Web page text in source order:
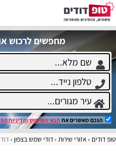
מחפשים לרכוש
הנכם מאשרים את תנאי השימושומדיניות
טופ דודים אזורי שירות דודי שמש בצפון